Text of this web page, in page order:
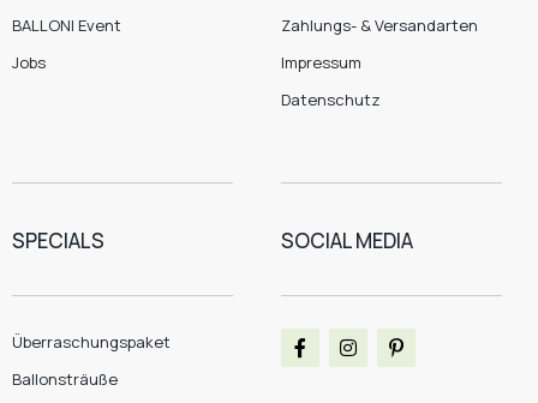
BALLONI Event
Jobs
Zahlungs- & Versandarten
Impressum
Datenschutz
SPECIALS
Überraschungspaket
Ballonsträuße
SOCIAL MEDIA